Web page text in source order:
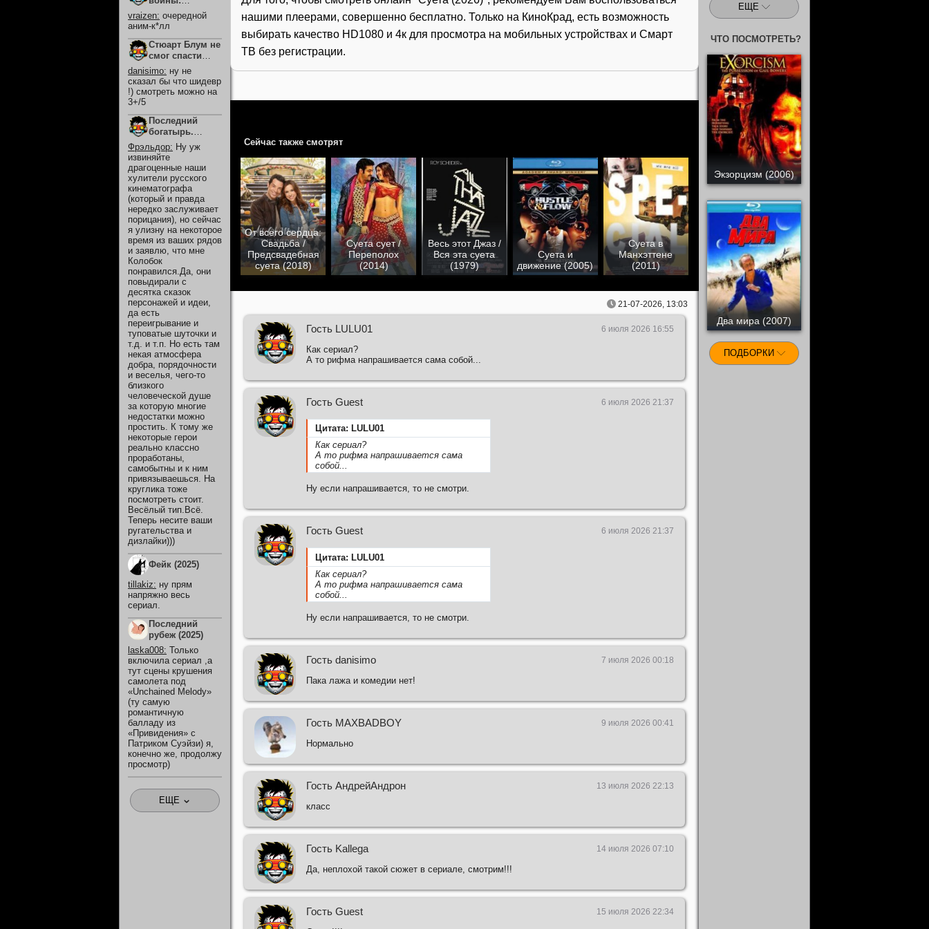
нашими плеерами, совершенно бесплатно. Только на КиноКрад, есть возможность
выбирать качество HD1080 и 4к для просмотра на мобильных устройствах и Смарт
ТВ без регистрации.
Сейчас также смотрят
От всего сердца:
Свадьба /
Предсвадебная
суета (2018)
Суета сует /
Переполох
(2014)
Весь этот Джаз /
Вся эта суета
(1979)
Суета и
движение (2005)
Суета в
Манхэттене
(2011)
21-07-2026, 13:03
Гость LULU01 6 июля 2026 16:55
Как сериал?
А то рифма напрашивается сама собой...
Гость Guest 6 июля 2026 21:37
Цитата: LULU01
Как сериал?
А то рифма напрашивается сама
собой...
Ну если напрашивается, то не смотри.
Гость Guest 6 июля 2026 21:37
Цитата: LULU01
Как сериал?
А то рифма напрашивается сама
собой...
Ну если напрашивается, то не смотри.
Гость danisimo 7 июля 2026 00:18
Пака лажа и комедии нет!
Гость MAXBADBOY 9 июля 2026 00:41
Нормально
Гость АндрейАндрон 13 июля 2026 22:13
класс
Гость Kallega 14 июля 2026 07:10
Да, неплохой такой сюжет в сериале, смотрим!!!
Гость Guest 15 июля 2026 22:34
Видения.
Девятый
vraizen: очередной
аним-к*лл
Стюарт Блум не
смог спасти
вселенную
(2026)
danisimo: ну не
сказал бы что шидевр
!) смотреть можно на
3+/5
Последний
богатырь.
Колобок (2026)
Фрэльдор: Ну уж
извиняйте
драгоценные наши
хулители русского
кинематографа
(который и правда
нередко заслуживает
порицания), но сейчас
я улизну на некоторое
время из ваших рядов
и заявлю, что мне
Колобок
понравился.Да, они
повыдирали с
десятка сказок
персонажей и идеи,
да есть
переигрывание и
туповатые шуточки и
т.д. и т.п. Но есть там
некая атмосфера
добра, порядочности
и веселья, чего-то
близкого
человеческой душе
за которую многие
недостатки можно
простить. К тому же
некоторые герои
реально классно
проработаны,
самобытны и к ним
привязываешься. На
круглика тоже
посмотреть стоит.
Весёлый тип.Всё.
Теперь несите ваши
ругательства и
дизлайки)))
Фейк (2025)
tillakiz: ну прям
напряжно весь
сериал.
Последний
рубеж (2025)
laska008: Только
включила сериал ,а
тут сцены крушения
самолета под
«Unchained Melody»
(ту самую
романтичную
балладу из
«Привидения» с
Патриком Суэйзи) я,
конечно же, продолжу
просмотр)
ЕЩЕ
ЕЩЕ
ЧТО ПОСМОТРЕТЬ?
Экзорцизм (2006)
Два мира (2007)
ПОДБОРКИ